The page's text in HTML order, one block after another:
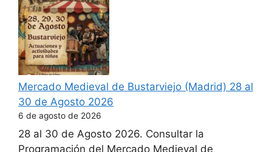
Mercado Medieval de Bustarviejo (Madrid) 28 al
30 de Agosto 2026
6 de agosto de 2026
28 al 30 de Agosto 2026. Consultar la
Programación del Mercado Medieval de